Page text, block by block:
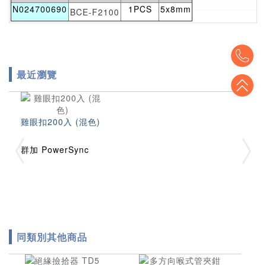
N024700690 BCE-F2100 1PCS 5x8mm
最近瀏覽
雞眼扣200入 (混色)
群加 PowerSync
同類別其他商品